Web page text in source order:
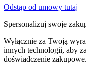
Odstąp od umowy tutaj
Spersonalizuj swoje
Wyłącznie za Twoją
innych technologii, aby
doświadczenie zakupowe.